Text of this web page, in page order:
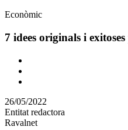
Àmbit
la
Econòmic
7 idees originals i
Comparteix
altres
xarxes
socials
26/05/2022
Entitat redactora
Ravalnet